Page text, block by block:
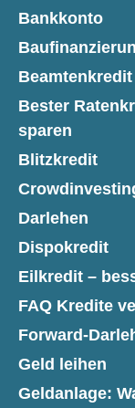
Bankkonto
Beamtenkredit
Bester
sparen
Blitzkredit
Darlehen
Dispokredit
Eilkredit –
FAQ Kredite
Forward-
Geld leihen
Geldanlage: